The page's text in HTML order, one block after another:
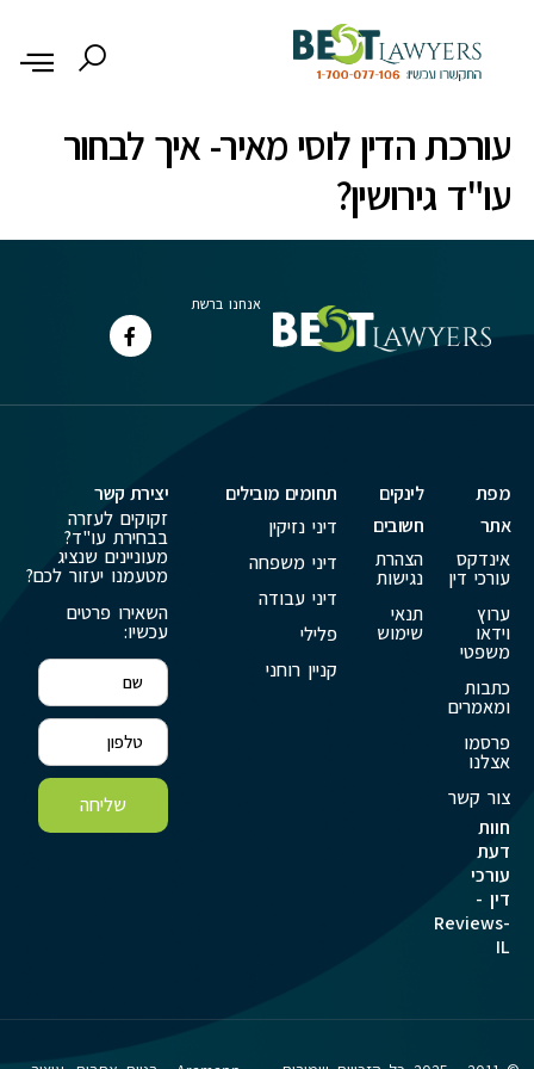
עורכת הדין לוסי מאיר- איך לבחור
עו"ד גירושין?
אנחנו ברשת
מפת
אתר
אינדקס
עורכי דין
ערוץ
וידאו
משפטי
כתבות
ומאמרים
פרסמו
אצלנו
צור קשר
חוות
דעת
עורכי
דין -
Reviews-
IL
לינקים
חשובים
הצהרת
נגישות
תנאי
שימוש
תחומים מובילים
דיני נזיקין
דיני משפחה
דיני עבודה
פלילי
קניין רוחני
יצירת קשר
זקוקים לעזרה
בבחירת עו"ד?
מעוניינים שנציג
מטעמנו יעזור לכם?
השאירו פרטים
עכשיו:
שליחה